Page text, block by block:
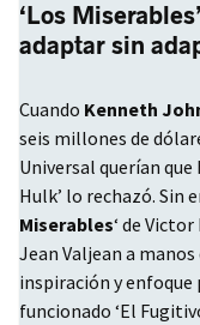
‘Los
adaptar sin
Cuando Kenneth
seis millones de
Universal querían
Hulk’ lo rechazó. Sin
Miserables‘ de
Jean Valjean a
inspiración y enfoque
funcionado ‘El